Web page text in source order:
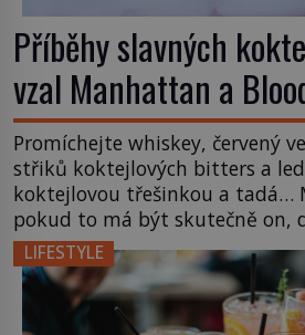
Příběhy slavných
vzal Manhattan a
Promíchejte whiskey, červený
střiků koktejlových bitters a
koktejlovou třešinkou a tadá…
pokud to má být skutečně on,
místo klasické americké rye
bourbonu nepoužijete skotskou
stane? Inu, koktejl bude stále
nebude Manhattan ale […]
LIFESTYLE